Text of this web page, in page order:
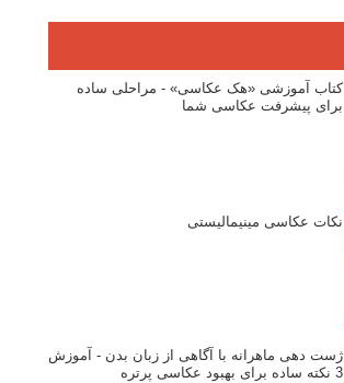
کتاب آموزشی «هک عکاسی» - مراحلی ساده
برای پیشرفت عکاسی شما
نکات عکاسی مینیمالیستی
ژست دهی ماهرانه با آگاهی از زبان بدن - آموزش
3 نکته ساده برای بهبود عکاسی پرتره